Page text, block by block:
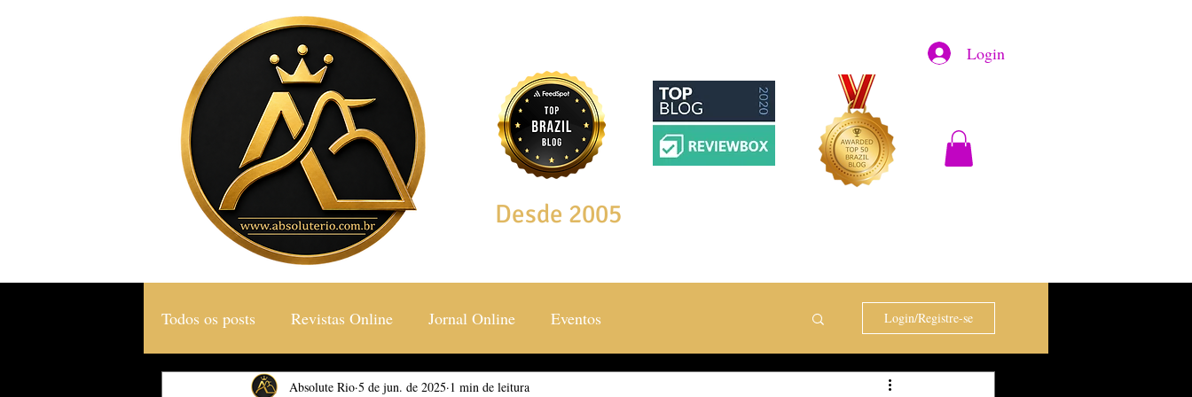
Login
Desde 2005
Todos os posts Revistas Online Jornal Online Eventos
Gastronomia & Turismo Social & Estilos Saúde & Bem Estar
Login/Registre-se
Absolute Rio 5 de jun. de 2025 1 min de leitura